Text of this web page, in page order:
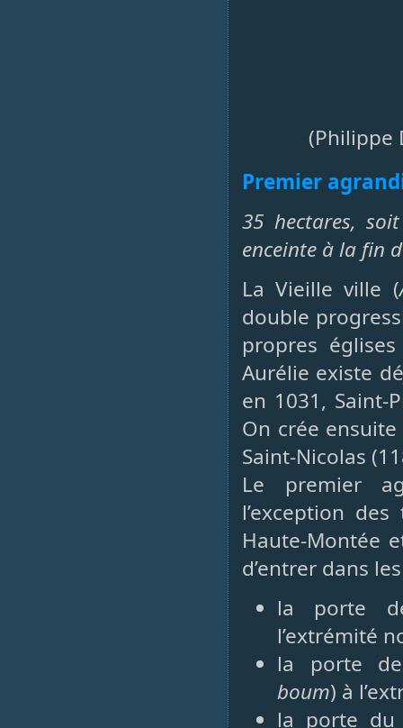
(Philippe
Premier
35 hectares,
enceinte à la fin
La Vieille ville (
double
propres
Aurélie existe
en 1031, Saint-
On crée
Saint-Nicolas
Le premier
l’exception
Haute-Montée
d’entrer dans
la porte
l’extrémité
la porte
boum) à
la porte du